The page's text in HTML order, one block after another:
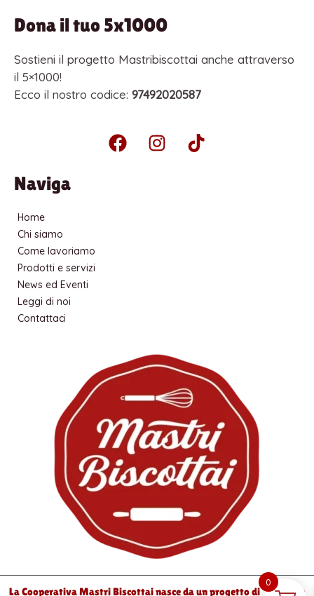
Dona il tuo 5x1000
Sostieni il progetto Mastribiscottai anche attraverso
il 5×1000!
Ecco il nostro codice: 97492020587
F
a
I
n
T
i
Naviga
Home
Chi siamo
Come lavoriamo
Prodotti e servizi
News ed Eventi
Leggi di noi
Contattaci
La Cooperativa Mastri Biscottai nasce da un progetto di “Ylenia e
0